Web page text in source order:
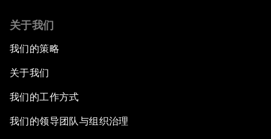
关于我们
我们的策略
关于我们
我们的工作方式
我们的领导团队与组织治理